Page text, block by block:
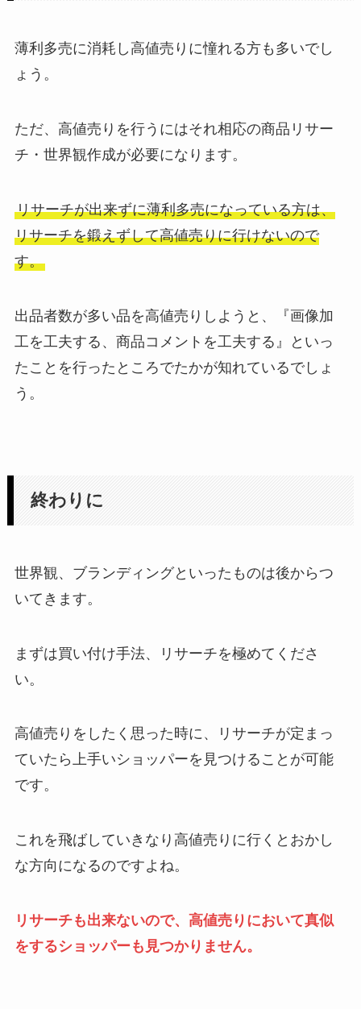
薄利多売に消耗し高値売りに憧れる方も多いでし
ょう。
ただ、高値売りを行うにはそれ相応の商品リサー
チ・世界観作成が必要になります。
リサーチが出来ずに薄利多売になっている方は、
リサーチを鍛えずして高値売りに行けないので
す。
出品者数が多い品を高値売りしようと、『画像加
工を工夫する、商品コメントを工夫する』といっ
たことを行ったところでたかが知れているでしょ
う。
終わりに
世界観、ブランディングといったものは後からつ
いてきます。
まずは買い付け手法、リサーチを極めてくださ
い。
高値売りをしたく思った時に、リサーチが定まっ
ていたら上手いショッパーを見つけることが可能
です。
これを飛ばしていきなり高値売りに行くとおかし
な方向になるのですよね。
リサーチも出来ないので、高値売りにおいて真似
をするショッパーも見つかりません。